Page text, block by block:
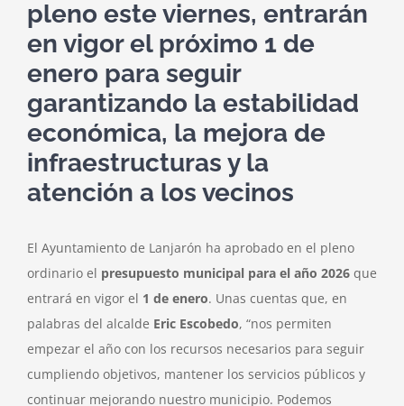
pleno este viernes, entrarán
en vigor el próximo 1 de
enero para seguir
garantizando la estabilidad
económica, la mejora de
infraestructuras y la
atención a los vecinos
El Ayuntamiento de Lanjarón ha aprobado en el pleno
ordinario el presupuesto municipal para el año 2026 que
entrará en vigor el 1 de enero. Unas cuentas que, en
palabras del alcalde Eric Escobedo, “nos permiten
empezar el año con los recursos necesarios para seguir
cumpliendo objetivos, mantener los servicios públicos y
continuar mejorando nuestro municipio. Podemos